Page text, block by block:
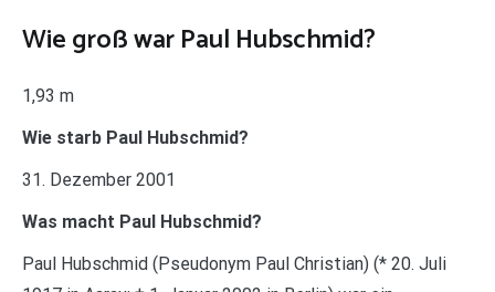
Wie groß war Paul Hubschmid?
1,93 m
Wie starb Paul Hubschmid?
31. Dezember 2001
Was macht Paul Hubschmid?
Paul Hubschmid (Pseudonym Paul Christian) (* 20. Juli